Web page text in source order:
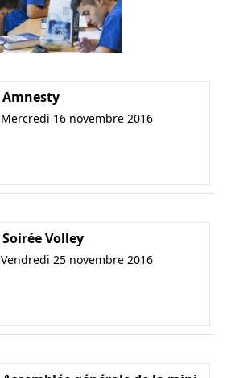
Amnesty
Mercredi 16 novembre 2016
Soirée Volley
Vendredi 25 novembre 2016